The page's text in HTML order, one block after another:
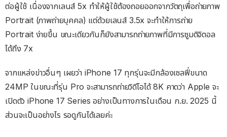
ต่อผู้ใช้ เนื่องจากเลนส์ 5x ทำให้ผู้ใช้ต้องถอยออกจากวัตถุเพื่อถ่ายภาพ
Portrait (ภาพถ่ายบุคคล) แต่ด้วยเลนส์ 3.5x จะทำให้การถ่าย
Portrait ง่ายขึ้น ขณะเดียวกันก็ยังสามารถถ่ายภาพที่มีการซูมดิจิตอล
ได้ถึง 7x
จากแหล่งข่าวอื่นๆ เผยว่า iPhone 17 ทุกรุ่นจะมีกล้องเซลฟี่ขนาด
24MP ในขณะที่รุ่น Pro จะสามารถถ่ายวิดีโอได้ 8K คาดว่า Apple จะ
เปิดตัว iPhone 17 Series อย่างเป็นทางการในเดือน ก.ย. 2025 นี้
ส่วนจะเป็นอย่างไร รอดูกันได้เลยค่ะ